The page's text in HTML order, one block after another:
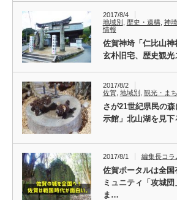
2017/8/4
地域別
歴史・遺構, 神
情報
佐賀神埼「仁比山
玄朴旧宅、歴史観光
2017/8/2
佐賀, 地域別 観光・ま
さが21世紀県民の
示館」北山湖を見
2017/8/1 編集長コラ
佐賀ポータルは全国
ミュニティ「攻城
ま…